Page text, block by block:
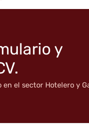
y
el sector Hotelero y